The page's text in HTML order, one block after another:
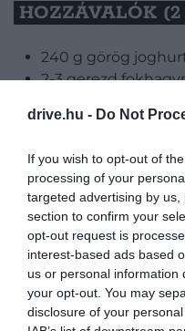
drive.hu - Do Not
If you wish to opt-out of
processing of your
targeted advertising by
section to confirm your
opt-out request is
interest-based ads based
us or personal information
your opt-out. You may
disclosure of your
HOZZÁVALÓK
240 g görög
2-3 gerezd
3 ek extraszűz
állagával)
2 tk Aleppo
paprikával)
só, bors (ízlés
tálaláshoz: pirítós,
kenyérféle.